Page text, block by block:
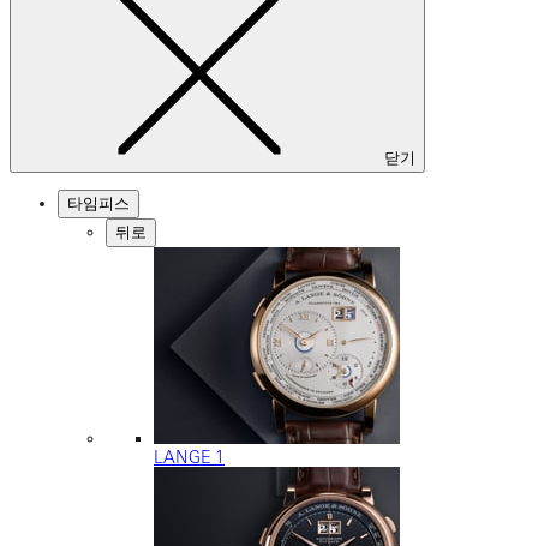
닫기
타임피스
뒤로
LANGE 1